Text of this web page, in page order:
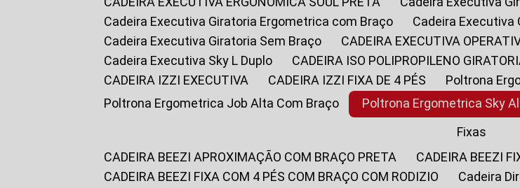
Cadeira Executiva Giratoria Ergometrica com Braço
Cadeira
Cadeira Executiva Giratoria Sem Braço
CADEIRA EXECUTIVA
Cadeira Executiva Sky L Duplo
CADEIRA ISO POLIPROPILENO
CADEIRA IZZI EXECUTIVA
CADEIRA IZZI FIXA DE 4 PÉS
Poltrona
Poltrona Ergometrica Job Alta Com Braço
Poltrona Ergometrica Sky
Fixas
CADEIRA BEEZI APROXIMAÇÃO COM BRAÇO PRETA
CADEIRA BEEZI
CADEIRA BEEZI FIXA COM 4 PÉS COM BRAÇO COM RODIZIO
Cadeira